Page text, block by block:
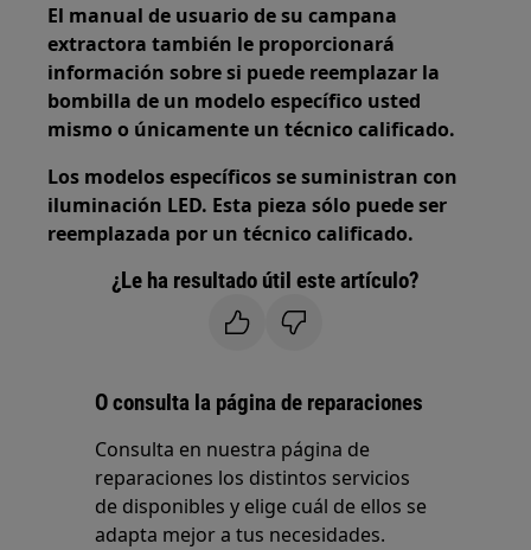
El manual de usuario de su campana
extractora también le proporcionará
información sobre si puede reemplazar la
bombilla de un modelo específico usted
mismo o únicamente un técnico calificado.
Los modelos específicos se suministran con
iluminación LED. Esta pieza sólo puede ser
reemplazada por un técnico calificado.
¿Le ha resultado útil este artículo?
O consulta la página de reparaciones
Consulta en nuestra página de
reparaciones los distintos servicios
de disponibles y elige cuál de ellos se
adapta mejor a tus necesidades.